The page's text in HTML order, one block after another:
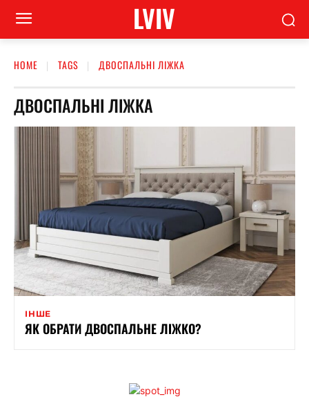
LVIV
HOME TAGS ДВОСПАЛЬНІ ЛІЖКА
ДВОСПАЛЬНІ ЛІЖКА
ІНШЕ
ЯК ОБРАТИ ДВОСПАЛЬНЕ ЛІЖКО?